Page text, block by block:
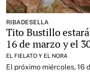
RIBADESELLA
Tito Bustillo
16 de marzo y el
EL FIELATO Y EL NORA
El próximo miércoles, 16